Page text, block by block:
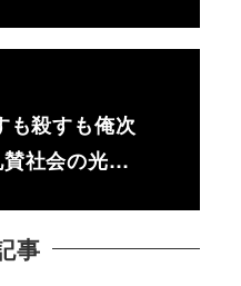
も殺すも俺次
賛社会の光…
事